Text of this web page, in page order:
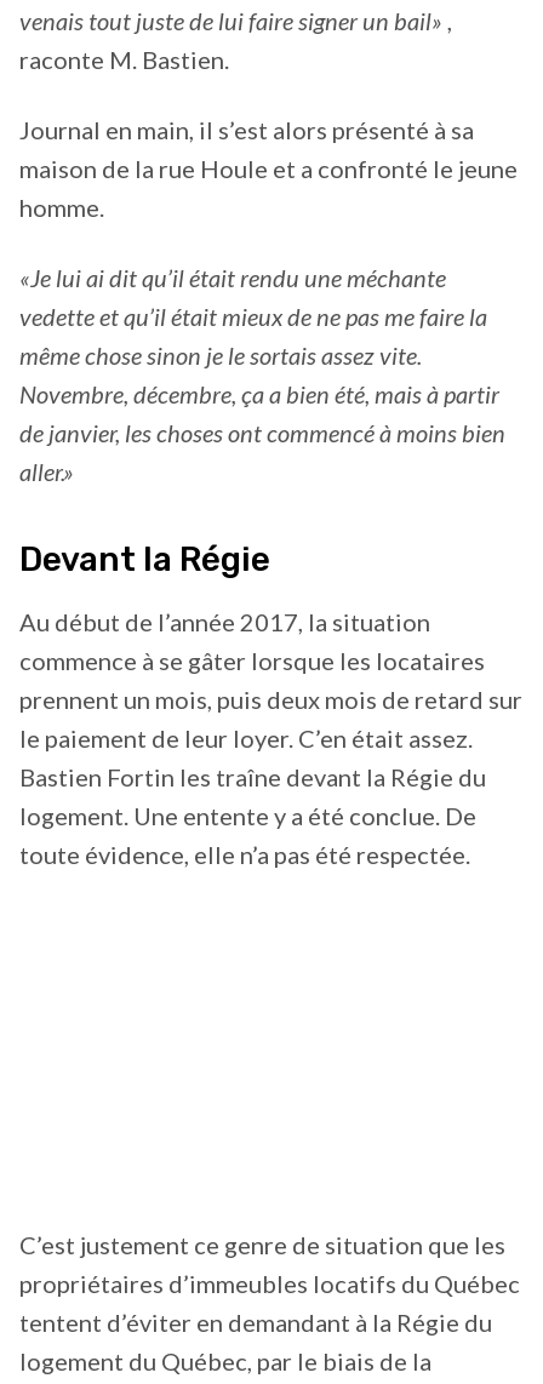
venais tout juste de lui faire signer un bail» ,
raconte M. Bastien.
Journal en main, il s’est alors présenté à sa
maison de la rue Houle et a confronté le jeune
homme.
«Je lui ai dit qu’il était rendu une méchante
vedette et qu’il était mieux de ne pas me faire la
même chose sinon je le sortais assez vite.
Novembre, décembre, ça a bien été, mais à partir
de janvier, les choses ont commencé à moins bien
aller.»
Devant la Régie
Au début de l’année 2017, la situation
commence à se gâter lorsque les locataires
prennent un mois, puis deux mois de retard sur
le paiement de leur loyer. C’en était assez.
Bastien Fortin les traîne devant la Régie du
logement. Une entente y a été conclue. De
toute évidence, elle n’a pas été respectée.
C’est justement ce genre de situation que les
propriétaires d’immeubles locatifs du Québec
tentent d’éviter en demandant à la Régie du
logement du Québec, par le biais de la